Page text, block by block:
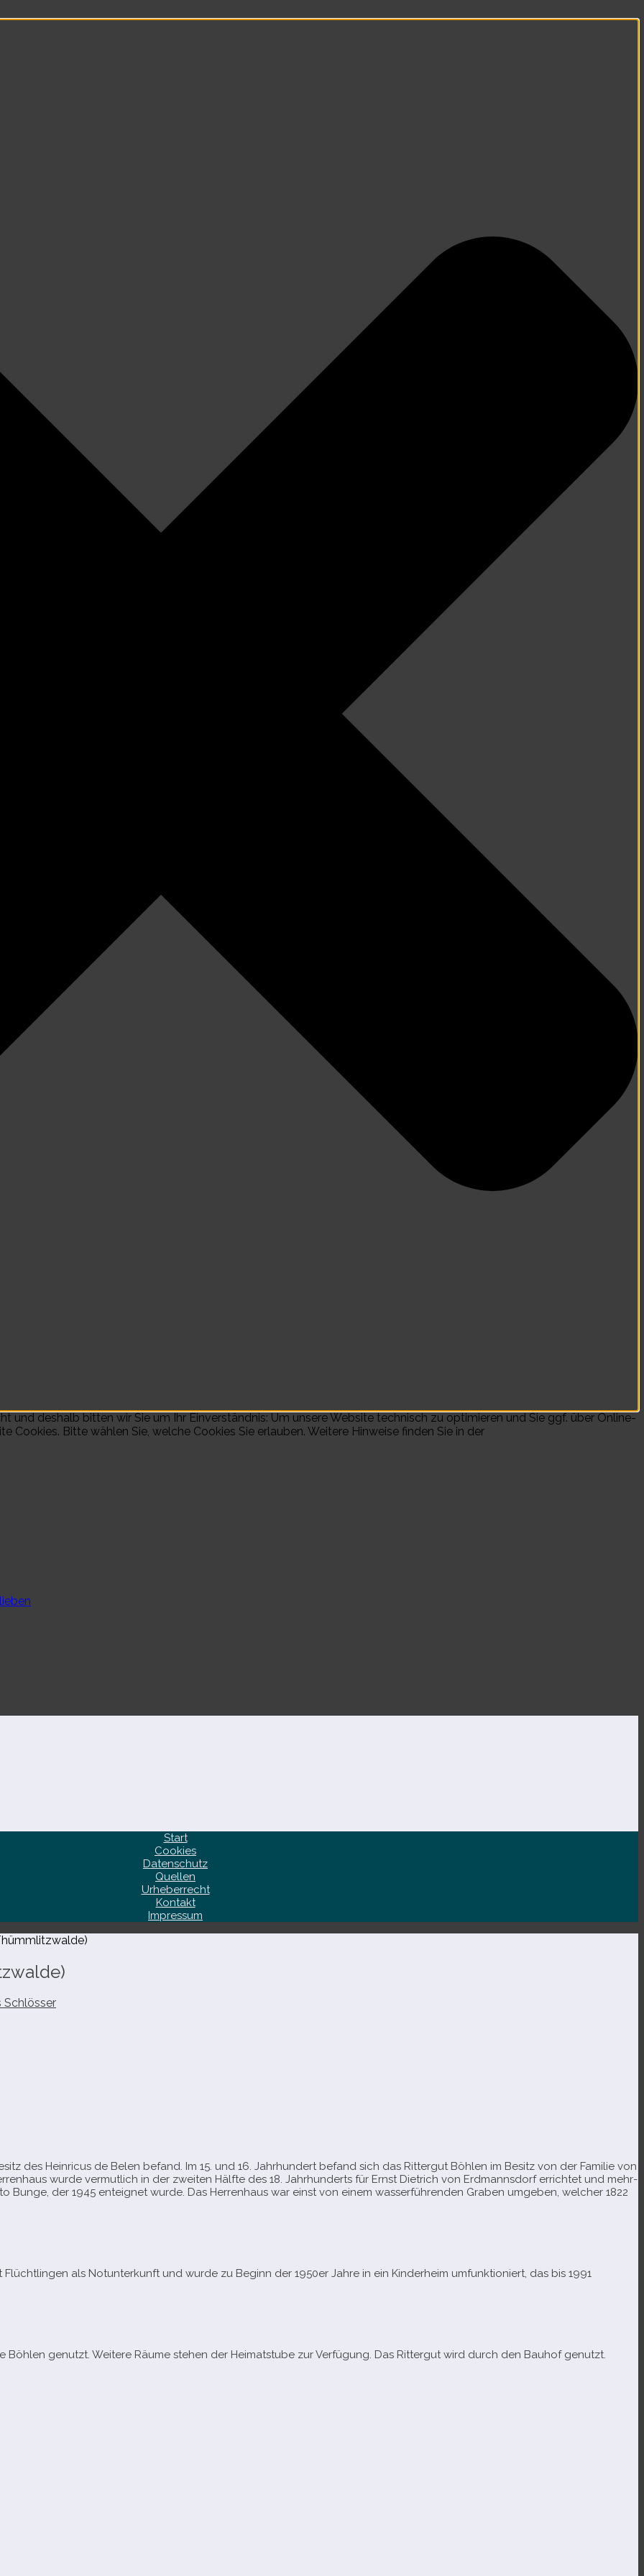
und deshalb bitten wir Sie um Ihr Einverständnis: Um unsere Website technisch zu optimieren und Sie ggf. über Online-
Cookies. Bitte wählen Sie, welche Cookies Sie erlauben. Weitere Hinweise finden Sie in der
Start
Cookies
Datenschutz
Quellen
Urheberrecht
Kontakt
Impressum
Schlösser
des Heinricus de Belen befand. Im 15. und 16. Jahrhundert befand sich das Rittergut Böhlen im Besitz von der Familie von
wurde ver­mut­lich in der zwei­ten Hälfte des 18. Jahrhunderts für Ernst Dietrich von Erdmannsdorf errich­tet und mehr­
Bunge, der 1945 ent­eig­net wurde. Das Herrenhaus war einst von einem was­ser­füh­ren­den Graben umge­ben, wel­cher 1822
als Notunterkunft und wurde zu Beginn der 1950er Jahre in ein Kinderheim umfunk­tio­niert, das bis 1991
genutzt. Weitere Räume ste­hen der Heimatstube zur Verfügung. Das Rittergut wird durch den Bauhof genutzt.